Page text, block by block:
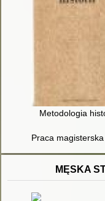
Metodologia
Praca
MĘSKA